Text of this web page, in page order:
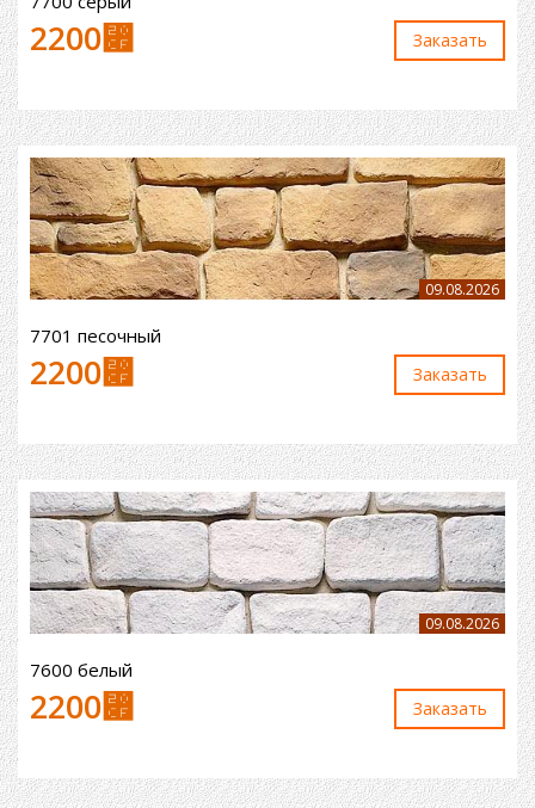
2200⃏ Заказaть
09.08.2026
7701 песочный
2200⃏ Заказaть
09.08.2026
7600 белый
2200⃏ Заказaть